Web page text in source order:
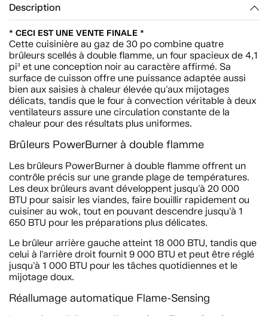
Description
* CECI EST UNE VENTE FINALE *
Cette cuisinière au gaz de 30 po combine quatre
brûleurs scellés à double flamme, un four spacieux de 4,1
pi³ et une conception noir au caractère affirmé. Sa
surface de cuisson offre une puissance adaptée aussi
bien aux saisies à chaleur élevée qu'aux mijotages
délicats, tandis que le four à convection véritable à deux
ventilateurs assure une circulation constante de la
chaleur pour des résultats plus uniformes.
Brûleurs PowerBurner à double flamme
Les brûleurs PowerBurner à double flamme offrent un
contrôle précis sur une grande plage de températures.
Les deux brûleurs avant développent jusqu'à 20 000
BTU pour saisir les viandes, faire bouillir rapidement ou
cuisiner au wok, tout en pouvant descendre jusqu'à 1
650 BTU pour les préparations plus délicates.
Le brûleur arrière gauche atteint 18 000 BTU, tandis que
celui à l'arrière droit fournit 9 000 BTU et peut être réglé
jusqu'à 1 000 BTU pour les tâches quotidiennes et le
mijotage doux.
Réallumage automatique Flame-Sensing